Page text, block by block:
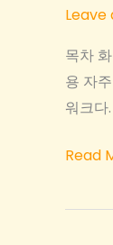
목차
용 자
워크
화
계
Read